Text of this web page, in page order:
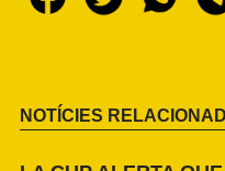
NOTÍCIES